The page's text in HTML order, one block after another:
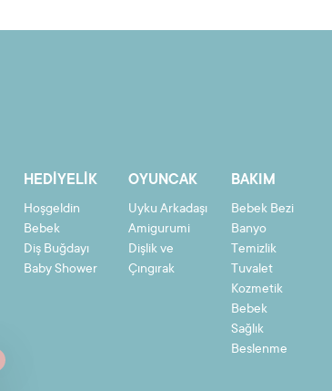
HEDIYELIK
Hoşgeldin
Bebek
Diş Buğdayı
Baby Shower
OYUNCAK
Uyku Arkadaşı
Amigurumi
Dişlik ve
Çıngırak
BAKIM
Bebek Bezi
Banyo
Temizlik
Tuvalet
Kozmetik
Bebek
Sağlık
Beslenme